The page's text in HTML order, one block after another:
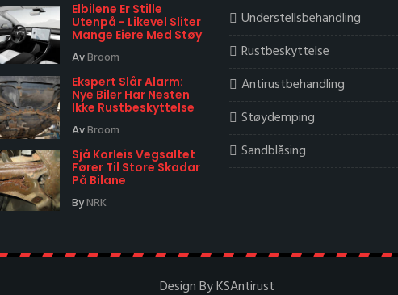
Elbilene Er Stille
Utenpå - Likevel Sliter
Mange Eiere Med Støy
AvBroom
Ekspert Slår Alarm:
Nye Biler Har Nesten
Ikke Rustbeskyttelse
AvBroom
Sjå Korleis Vegsaltet
Fører Til Store Skadar
På Bilane
ByNRK
Understellsbehandling
Rustbeskyttelse
Antirustbehandling
Støydemping
Sandblåsing
Design By KSAntirust